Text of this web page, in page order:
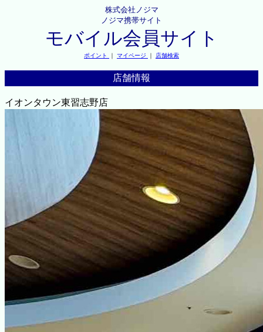
株式会社ノジマ
ノジマ携帯サイト
モバイル会員サイト
ポイント ｜ マイページ ｜ 店舗検索
店舗情報
イオンタウン東習志野店